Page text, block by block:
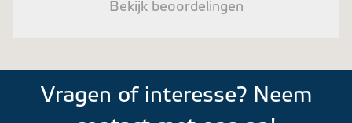
Bekijk beoordelingen
Vragen of interesse? Neem